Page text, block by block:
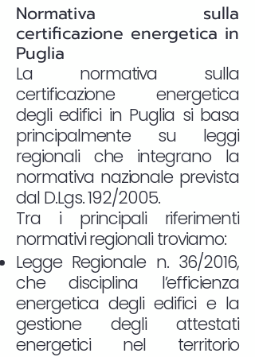
Normativa sulla
certificazione energetica in
Puglia
La normativa sulla
certificazione energetica
degli edifici in Puglia si basa
principalmente su leggi
regionali che integrano la
normativa nazionale prevista
dal D.Lgs. 192/2005.
Tra i principali riferimenti
normativi regionali troviamo:
Legge Regionale n. 36/2016,
che disciplina l’efficienza
energetica degli edifici e la
gestione degli attestati
energetici nel territorio